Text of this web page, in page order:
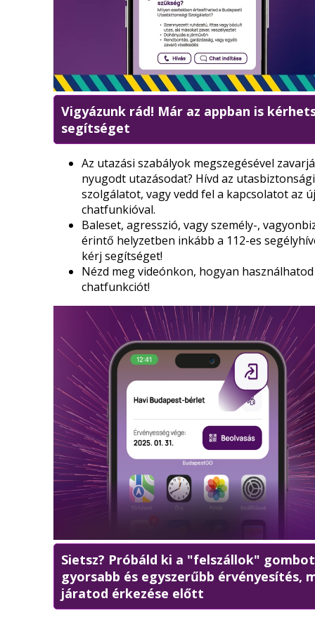
Vigyázunk rád! Már az appban is
segítséget
Az utazási szabályok megszegésével
nyugodt utazásodat? Hívd az utasbiztonsági
szolgálatot, vagy vedd fel a kapcsolatot az új
chatfunkióval.
Baleset, agresszió, vagy személy-,
érintő helyzetben inkább a 112-es
kérj segítséget!
Nézd meg videónkon, hogyan
chatfunkciót!
Sietsz? Próbáld ki a "felszállok"
gyorsabb és egyszerűbb érvényesítés,
járatod érkezése előtt